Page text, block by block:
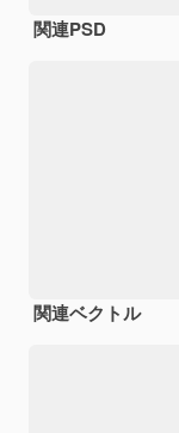
関連PSD
関連ベクトル